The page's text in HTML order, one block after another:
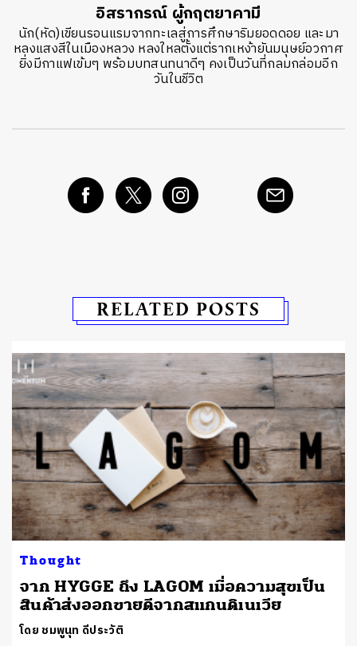
อิสรากรณ์ ผู้กฤตยาคามี
นัก(หัด)เขียนรอนแรมจากทะเลสู่การศึกษาริมยอดดอย และมา
หลงแสงสีในเมืองหลวง หลงใหลตั้งแต่รากเหง้ายันมนุษย์อวกาศ
ยิ่งมีกาแฟเข้มๆ พร้อมบทสนทนาดีๆ คงเป็นวันที่กลมกล่อมอีก
วันในชีวิต
RELATED POSTS
Thought
จาก HYGGE ถึง LAGOM เมื่อความสุขเป็น
สินค้าส่งออกขายดีจากสแกนดิเนเวีย
โดย ชมพูนุท ดีประวัติ